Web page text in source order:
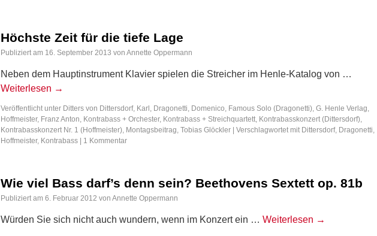
Höchste Zeit für die tiefe Lage
Publiziert am 16. September 2013 von Annette Oppermann
Neben dem Hauptinstrument Klavier spielen die Streicher im Henle-Katalog von …
Weiterlesen →
Veröffentlicht unter Ditters von Dittersdorf, Karl , Dragonetti, Domenico, Famous Solo (Dragonetti), G. Henle Verlag,
Hoffmeister, Franz Anton, Kontrabass + Orchester, Kontrabass + Streichquartett, Kontrabasskonzert (Dittersdorf),
Kontrabasskonzert Nr. 1 (Hoffmeister), Montagsbeitrag, Tobias Glöckler Verschlagwortet mit Dittersdorf, Dragonetti,
Hoffmeister, Kontrabass 1 Kommentar
Wie viel Bass darf’s denn sein? Beethovens Sextett op. 81b
Publiziert am 6. Februar 2012 von Annette Oppermann
Würden Sie sich nicht auch wundern, wenn im Konzert ein … Weiterlesen →